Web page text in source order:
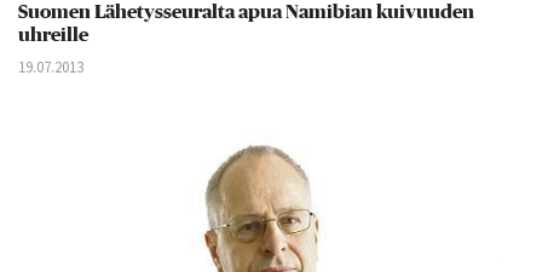
Suomen Lähetysseuralta apua Namibian kuivuuden
uhreille
19.07.2013